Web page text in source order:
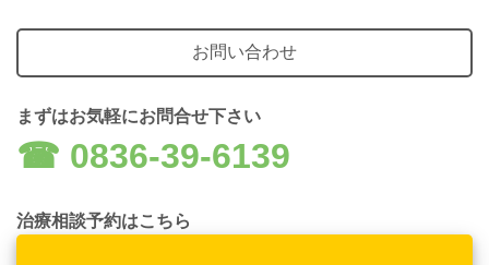
お問い合わせ
まずはお気軽にお問合せ下さい
☎︎ 0836-39-6139
治療相談予約はこちら